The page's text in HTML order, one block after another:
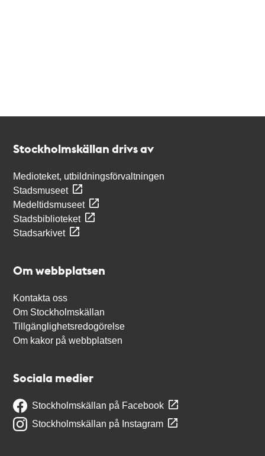
Stockholmskällan drivs av
Medioteket, utbildningsförvaltningen
Stadsmuseet
Medeltidsmuseet
Stadsbiblioteket
Stadsarkivet
Om webbplatsen
Kontakta oss
Om Stockholmskällan
Tillgänglighetsredogörelse
Om kakor på webbplatsen
Sociala medier
Stockholmskällan på Facebook
Stockholmskällan på Instagram